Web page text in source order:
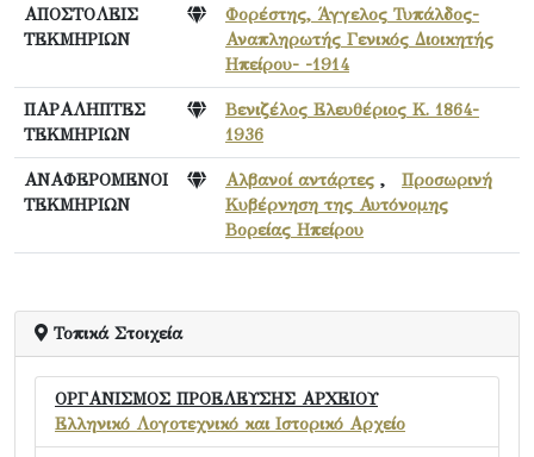
ΑΠΟΣΤΟΛΕΙΣ
ΤΕΚΜΗΡΙΩΝ
Φορέστης, Άγγελος Τυπάλδος-
Αναπληρωτής Γενικός Διοικητής
Ηπείρου- -1914
ΠΑΡΑΛΗΠΤΕΣ
ΤΕΚΜΗΡΙΩΝ
Βενιζέλος Ελευθέριος Κ. 1864-
1936
ΑΝΑΦΕΡΟΜΕΝΟΙ
ΤΕΚΜΗΡΙΩΝ
Αλβανοί αντάρτες , Προσωρινή
Κυβέρνηση της Αυτόνομης
Βορείας Ηπείρου
Τοπικά Στοιχεία
ΟΡΓΑΝΙΣΜΟΣ ΠΡΟΕΛΕΥΣΗΣ ΑΡΧΕΙΟΥ
Ελληνικό Λογοτεχνικό και Ιστορικό Αρχείο